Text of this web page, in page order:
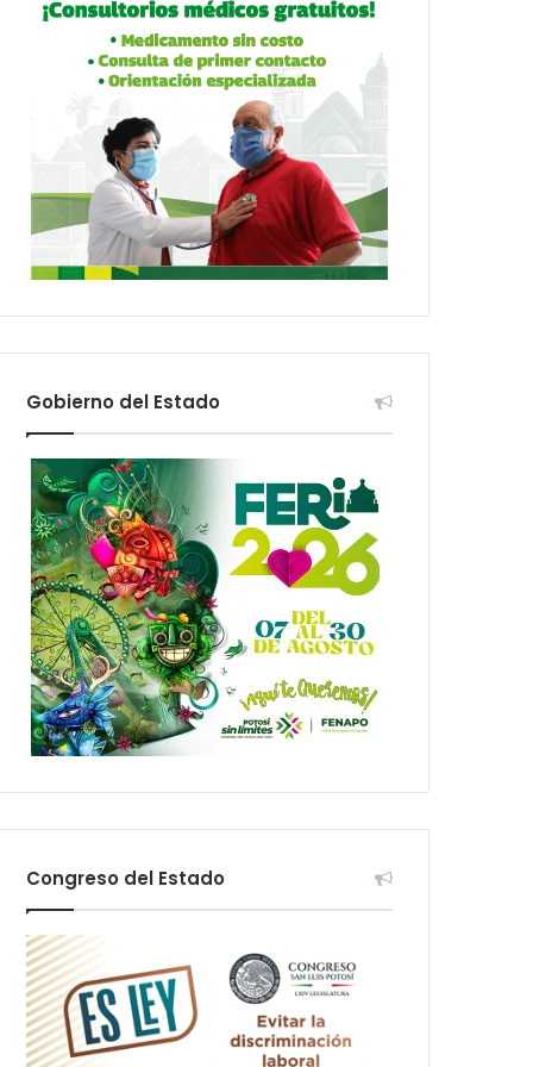
Gobierno del Estado
Congreso del Estado